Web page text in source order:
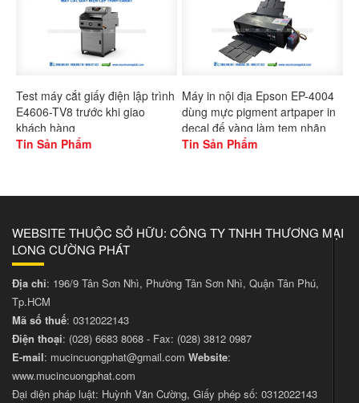
Test máy cắt giấy điện lập trình
E4606-TV8 trước khi giao
khách hàng
Tin Sản Phẩm
Máy in nội địa Epson EP-4004
dùng mực pigment artpaper in
decal đế vàng làm tem nhãn
Tin Sản Phẩm
WEBSITE THUỘC SỞ HỮU: CÔNG TY TNHH THƯƠNG MẠI
LONG CƯỜNG PHÁT
Địa chỉ: 196/9 Tân Sơn Nhì, Phường Tân Sơn Nhì, Quận Tân Phú,
Tp.HCM
Mã số thuế: 0312022143
Điện thoại: (028) 6683 8068 - Fax: (028) 3812 0987
E-mail: mucincuongphat@gmail.com Website:
www.mucincuongphat.com
Đại diện pháp luật: Huỳnh Văn Cường, Giấy phép số: 0312022143